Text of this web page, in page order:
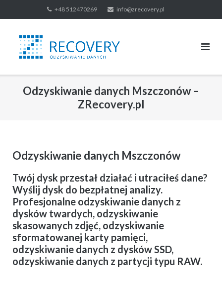
to
+48 512470269 info@zrecovery.pl
Odzyskiwanie danych Mszczonów –
ZRecovery.pl
Odzyskiwanie danych Mszczonów
Twój dysk przestał działać i utraciłeś dane?
Wyślij dysk do bezpłatnej analizy.
Profesjonalne odzyskiwanie danych z
dysków twardych, odzyskiwanie
skasowanych zdjęć, odzyskiwanie
sformatowanej karty pamięci,
odzyskiwanie danych z dysków SSD,
odzyskiwanie danych z partycji typu RAW.